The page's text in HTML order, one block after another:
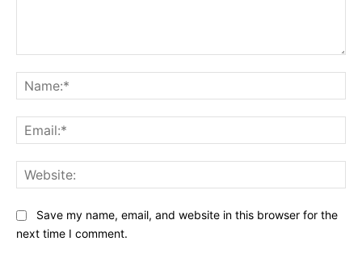
Save my name, email, and website in this browser for the
next time I comment.